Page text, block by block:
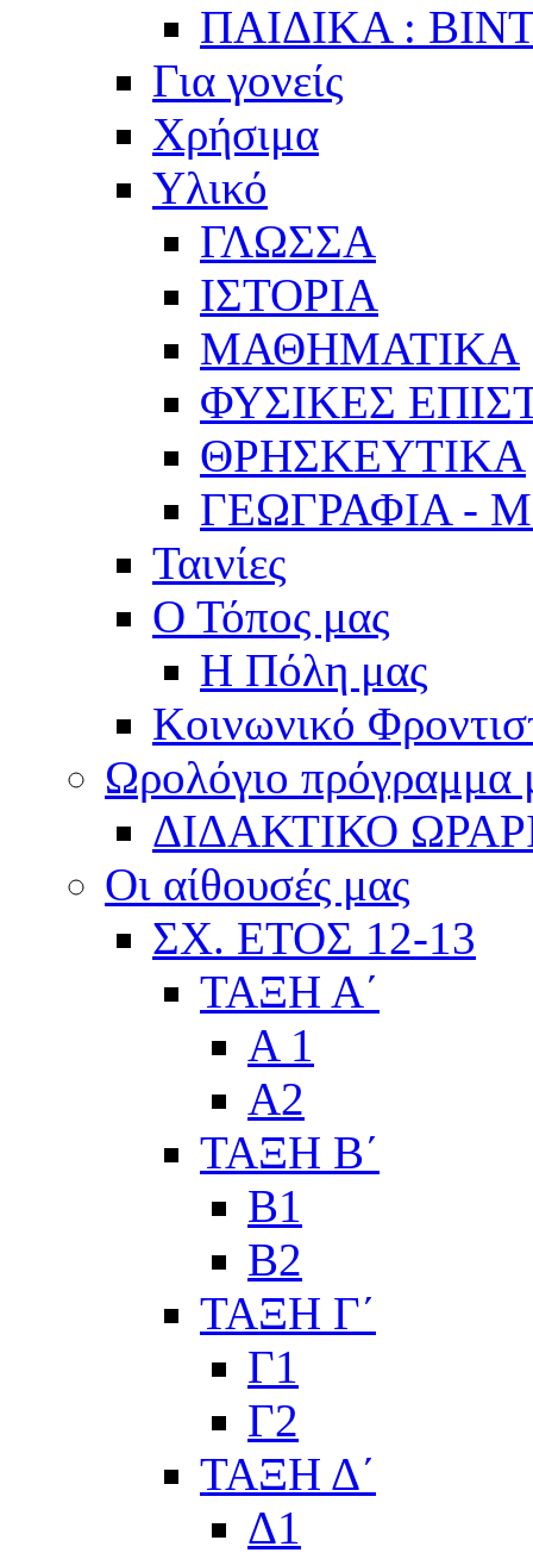
ΠΑΙΔΙΚΑ :
Για γονείς
Χρήσιμα
Υλικό
ΓΛΩΣΣΑ
ΙΣΤΟΡΙΑ
ΜΑΘΗΜΑΤΙΚΑ
ΦΥΣΙΚΕΣ
ΘΡΗΣΚΕΥΤΙΚΑ
ΓΕΩΓΡΑΦΙΑ -
Ταινίες
Ο Τόπος μας
Η Πόλη μας
Κοινωνικό
Ωρολόγιο πρόγραμμα
ΔΙΔΑΚΤΙΚΟ
Οι αίθουσές μας
ΣΧ. ΕΤΟΣ 12-13
ΤΑΞΗ Α΄
Α 1
Α2
ΤΑΞΗ Β΄
Β1
Β2
ΤΑΞΗ Γ΄
Γ1
Γ2
ΤΑΞΗ Δ΄
Δ1